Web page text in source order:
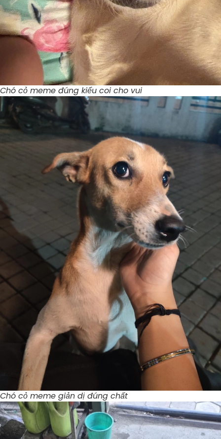
Chó cỏ meme đúng kiểu coi cho vui
Chó cỏ meme giản dị đúng chất